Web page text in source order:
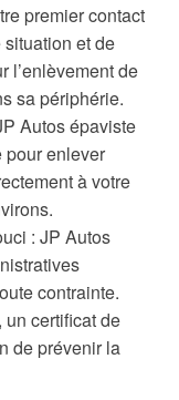
premier contact
situation et de
l’enlèvement de
sa périphérie.
Autos épaviste
pour enlever
à votre
: JP Autos
contrainte.
certificat de
de prévenir la